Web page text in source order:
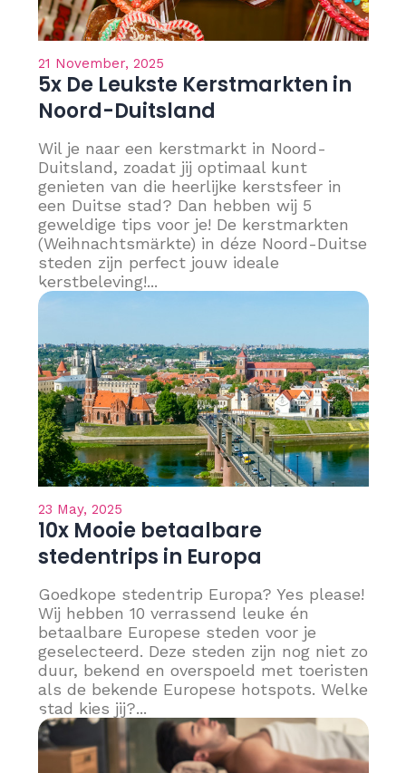
21 November, 2025
5x De Leukste Kerstmarkten in
Noord-Duitsland
Wil je naar een kerstmarkt in Noord-
Duitsland, zoadat jij optimaal kunt
genieten van die heerlijke kerstsfeer in
een Duitse stad? Dan hebben wij 5
geweldige tips voor je! De kerstmarkten
(Weihnachtsmärkte) in déze Noord-Duitse
steden zijn perfect jouw ideale
kerstbeleving!...
23 May, 2025
10x Mooie betaalbare
stedentrips in Europa
Goedkope stedentrip Europa? Yes please!
Wij hebben 10 verrassend leuke én
betaalbare Europese steden voor je
geselecteerd. Deze steden zijn nog niet zo
duur, bekend en overspoeld met toeristen
als de bekende Europese hotspots. Welke
stad kies jij?...